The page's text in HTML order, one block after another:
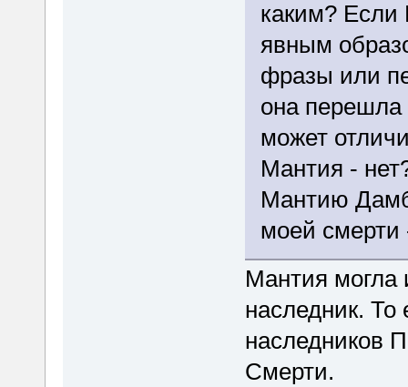
каким? Если
явным
фразы или
она перешла
может
Мантия -
Мантию
моей смерти
Мантия могла
наследник.
наследников
Смерти.